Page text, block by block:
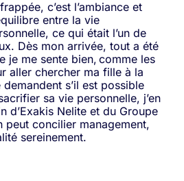
c’est l’ambiance et
entre la vie
ce qui était l’un de
Dès mon arrivée, tout a été
je me sente bien, comme les
aller chercher ma fille à la
s’il est possible
sa vie personnelle, j’en
d’Exakis Nelite et du Groupe
peut concilier management,
sereinement.